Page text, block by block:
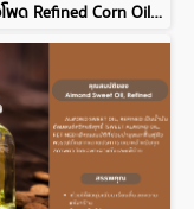
น้ำมันข้าวโพด Refined Corn Oil Golden Drop